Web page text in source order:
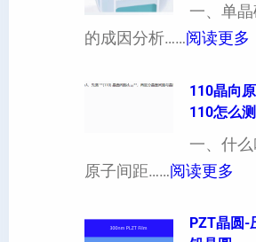
（
也
以
定
超
各
向
度
一、单
的成因分析……阅读更多
110晶向
110怎么
一、什
原子间距……阅读更多
1
PZT晶圆-